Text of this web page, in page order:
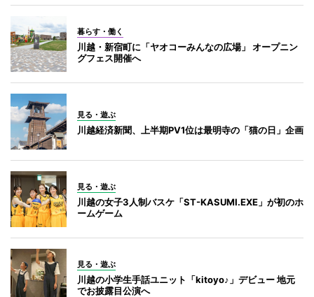
暮らす・働く
川越・新宿町に「ヤオコーみんなの広場」 オープニン
グフェス開催へ
見る・遊ぶ
川越経済新聞、上半期PV1位は最明寺の「猫の日」企画
見る・遊ぶ
川越の女子3人制バスケ「ST-KASUMI.EXE」が初のホ
ームゲーム
見る・遊ぶ
川越の小学生手話ユニット「kitoyo♪」デビュー 地元
でお披露目公演へ